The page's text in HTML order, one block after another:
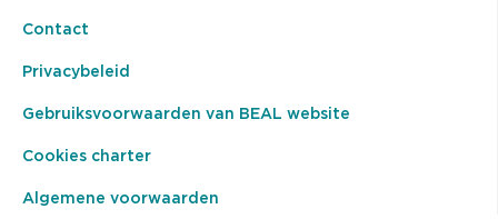
Contact
Privacybeleid
Gebruiksvoorwaarden van BEAL website
Cookies charter
Algemene voorwaarden